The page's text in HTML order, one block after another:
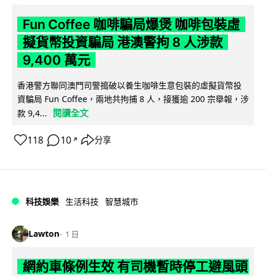
Fun Coffee 咖啡騙局爆煲 咖啡包裝虛
擬貨幣投資騙局 港澳警拘 8 人涉款
9,400 萬元
香港警方聯同澳門司警搗破以養生咖啡生意包裝的虛擬貨幣投
資騙局 Fun Coffee，兩地共拘捕 8 人，接獲逾 200 宗舉報，涉
款 9,4...
閱讀全文
118 10 ↗ 分享
科技娛樂 生活科技 智慧城市
Lawton 1 日
網約車條例生效 有司機暫時停工避風頭